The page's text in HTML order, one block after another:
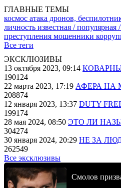
ГЛАВНЫЕ ТЕМЫ
космос атака дронов,
личность известная /
преступления мошенники
Все теги
ЭКСКЛЮЗИВЫ
13 октября 2023, 09:14
190124
22 марта 2023, 17:19 АФЕРА
208874
12 января 2023, 13:37 DUTY
199174
28 мая 2024, 08:50 ЭТО ЛИ
304274
30 января 2024, 20:29 НЕ ЗА
262549
Все эксклюзивы
Смолов